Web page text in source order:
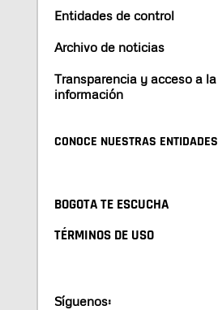
Entidades de control
Archivo de noticias
Transparencia y acceso a la
información
CONOCE NUESTRAS ENTIDADES
BOGOTA TE ESCUCHA
TÉRMINOS DE USO
Síguenos: